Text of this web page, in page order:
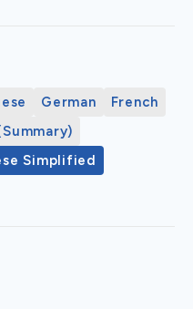
German
French
Simplified